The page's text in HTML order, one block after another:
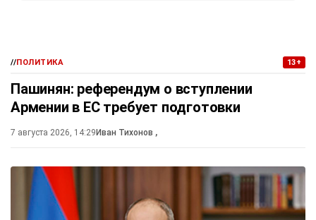
//ПОЛИТИКА 13+
Пашинян: референдум о вступлении
Армении в ЕС требует подготовки
7 августа 2026, 14:29 Иван Тихонов ,